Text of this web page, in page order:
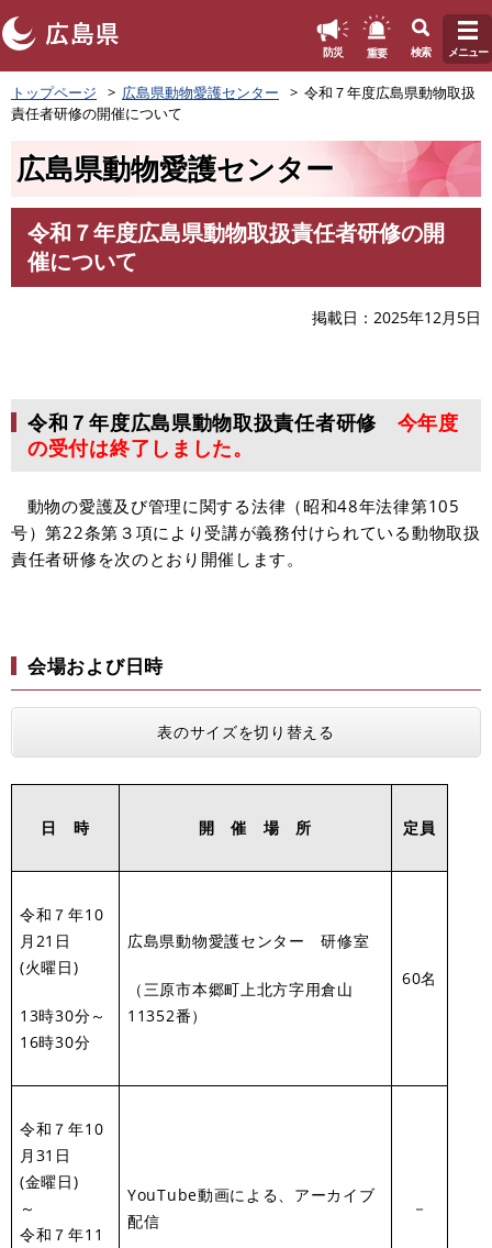
ペ
ー
ジ
防災 重要 検索 メニュー
トップページ 広島県動物愛護センター
令和７年度広島県動物取扱
責任者研修の開催について
広島県動物愛護センター
令和７年度広島県動物取扱責任者研修の開
催について
掲載日 2025年12月5日
令和７年度広島県動物取扱責任者研修 今年度
の受付は終了しました。
動物の愛護及び管理に関する法律（昭和48年法律第105
号）第22条第３項により受講が義務付けられている動物取扱
責任者研修を次のとおり開催します。
会場および日時
表のサイズを切り替える
日 時 開 催 場 所 定員
令和７年10
月21日
(火曜日)
13時30分～
16時30分
広島県動物愛護センター 研修室
（三原市本郷町上北方字用倉山
11352番）
60名
令和７年10
月31日
(金曜日)
～
令和７年11
YouTube動画による、アーカイブ
配信
－